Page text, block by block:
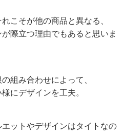
こそが他の商品と異なる、
際立つ理由でもあると思いま
組み合わせによって、
にデザインを工夫。
ットやデザインはタイトなの